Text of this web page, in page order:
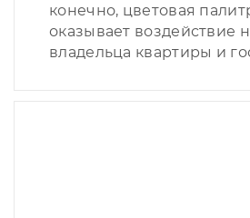
конечно, цветовая
оказывает воздействие
владельца квартиры и